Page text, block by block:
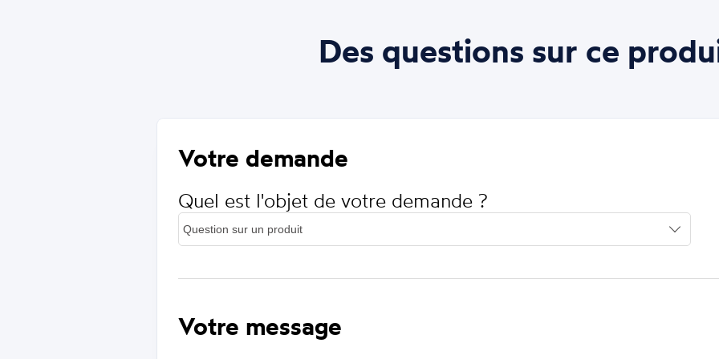
Des questions sur ce
Votre demande
Quel est l'objet de votre demande ?
Votre message